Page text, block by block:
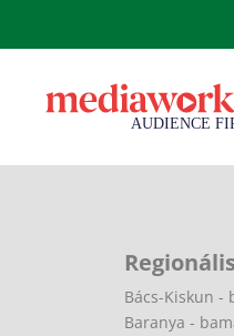
Bács-Kiskun -
Baranya -